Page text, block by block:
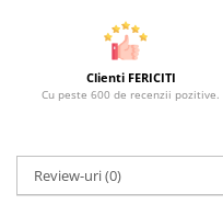
Clienti FERICITI
Cu peste 600 de recenzii pozitive.
Review-uri(0)